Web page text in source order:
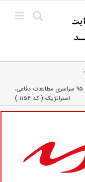
دانلود دفترچه سوالات آزمون کارشناسی ارشد ۹۵ سراسری مطالعات دفاعی،
استراتژیک ( کد ۱۱۵۴ )